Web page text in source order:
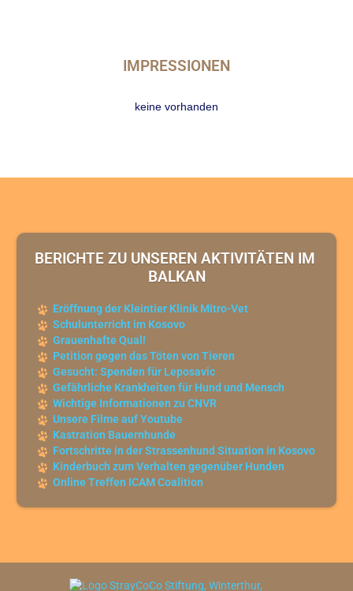
IMPRESSIONEN
keine vorhanden
BERICHTE ZU UNSEREN AKTIVITÄTEN IM
BALKAN
Eröffnung der Kleintier Klinik Mitro-Vet
Schulunterricht im Kosovo
Grauenhafte Qual!
Petition gegen das Töten von Tieren
Gesucht: Spenden für Leposavic
Gefährliche Krankheiten für Hund und Mensch
Wichtige Informationen zu CNVR
Unsere Filme auf Youtube
Kastration Bauernhunde
Fortschritte in der Strassenhund Situation in Kosovo
Kinderbuch zum Verhalten gegenüber Hunden
Online Treffen ICAM Coalition